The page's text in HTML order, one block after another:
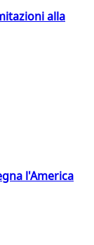
alla
l'America